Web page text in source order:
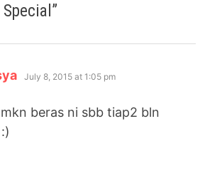
”
says:
July 8, 2015 at 1:05 pm
beras ni sbb tiap2 bln